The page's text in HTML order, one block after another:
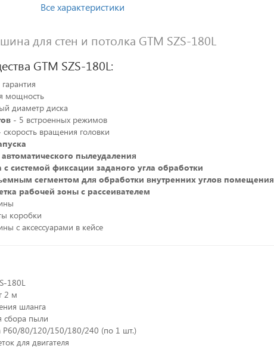
Все характеристики
для стен и потолка GTM SZS-180L
GTM SZS-180L:
мощность
диаметр диска
- 5 встроенных режимов
скорость вращения головки
пылеудаления
системой фиксации заданого угла обработки
сегментом для обработки внутренних углов помещения
рабочей зоны с рассеивателем
коробки
с аксессуарами в кейсе
180L
2 м
шланга
пыли
P60/80/120/150/180/240 (по 1 шт.)
для двигателя